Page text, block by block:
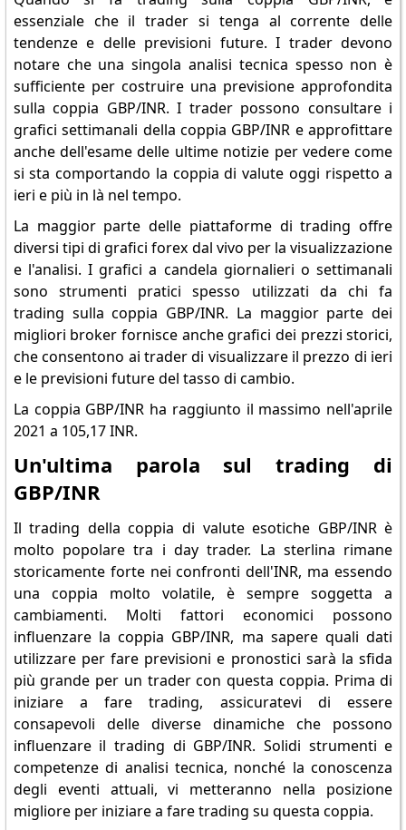
essenziale che il trader si tenga al corrente delle
tendenze e delle previsioni future. I trader devono
notare che una singola analisi tecnica spesso non è
sufficiente per costruire una previsione approfondita
sulla coppia GBP/INR. I trader possono consultare i
grafici settimanali della coppia GBP/INR e approfittare
anche dell'esame delle ultime notizie per vedere come
si sta comportando la coppia di valute oggi rispetto a
ieri e più in là nel tempo.
La maggior parte delle piattaforme di trading offre
diversi tipi di grafici forex dal vivo per la visualizzazione
e l'analisi. I grafici a candela giornalieri o settimanali
sono strumenti pratici spesso utilizzati da chi fa
trading sulla coppia GBP/INR. La maggior parte dei
migliori broker fornisce anche grafici dei prezzi storici,
che consentono ai trader di visualizzare il prezzo di ieri
e le previsioni future del tasso di cambio.
La coppia GBP/INR ha raggiunto il massimo nell'aprile
2021 a 105,17 INR.
Un'ultima parola sul trading di
GBP/INR
Il trading della coppia di valute esotiche GBP/INR è
molto popolare tra i day trader. La sterlina rimane
storicamente forte nei confronti dell'INR, ma essendo
una coppia molto volatile, è sempre soggetta a
cambiamenti. Molti fattori economici possono
influenzare la coppia GBP/INR, ma sapere quali dati
utilizzare per fare previsioni e pronostici sarà la sfida
più grande per un trader con questa coppia. Prima di
iniziare a fare trading, assicuratevi di essere
consapevoli delle diverse dinamiche che possono
influenzare il trading di GBP/INR. Solidi strumenti e
competenze di analisi tecnica, nonché la conoscenza
degli eventi attuali, vi metteranno nella posizione
migliore per iniziare a fare trading su questa coppia.